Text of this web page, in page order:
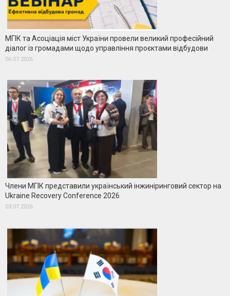
МГІК та Асоціація міст України провели великий професійний
діалог із громадами щодо управління проєктами відбудови
06.07.2026
Члени МГІК представили український інжиніринговий сектор на
Ukraine Recovery Conference 2026
03.07.2026